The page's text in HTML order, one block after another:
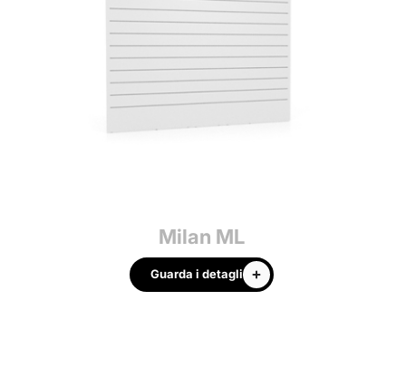
Milan ML
Guarda i detagli